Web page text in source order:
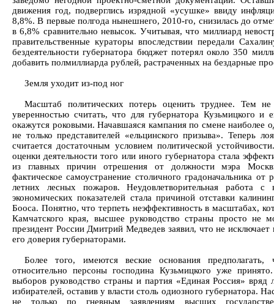
движения год, подверглись изрядной «усушке» ввиду
8,8%. В первые полгода нынешнего, 2010-го, снизилась до
в 6,8% сравнительно невысок. Учитывая, что миллиард
правительственные кураторы впоследствии передали
бездеятельности губернатора бюджет потерял около 350
добавить полмиллиарда рублей, растраченных на бездарные
Земля уходит из-под ног
Масштаб политических потерь оценить труднее. Тем
уверенностью считать, что для губернатора Кузьмицкого и
окажутся роковыми. Начавшаяся кампания по смене наиболее
не только представителей «ельцинского призыва». Теперь
считается достаточным условием политической
оценки деятельности того или иного губернатора стала
из главных причин отрешения от должности мэра
фактическое самоустранение столичного градоначальника от
летних лесных пожаров. Неудовлетворительная работа
экономических показателей стала причиной отставки
Бооса. Понятно, что терпеть неэффективность в масштабах,
Камчатского края, высшее руководство страны просто не
президент России Дмитрий Медведев заявил, что не исключает
его доверия губернаторами.
Более того, имеются веские основания предполагать,
относительно персоны господина Кузьмицкого уже
выборов руководство страны и партия «Единая Россия» вряд
избирателей, оставив у власти столь одиозного губернатора.
не только по гневным заявлениям высших